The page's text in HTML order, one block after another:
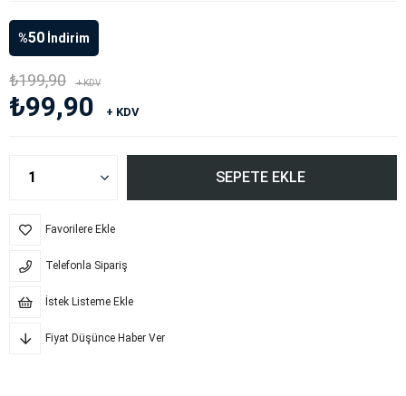
%50 İndirim
₺199,90 + KDV
₺99,90 + KDV
Favorilere Ekle
Telefonla Sipariş
İstek Listeme Ekle
Fiyat Düşünce Haber Ver